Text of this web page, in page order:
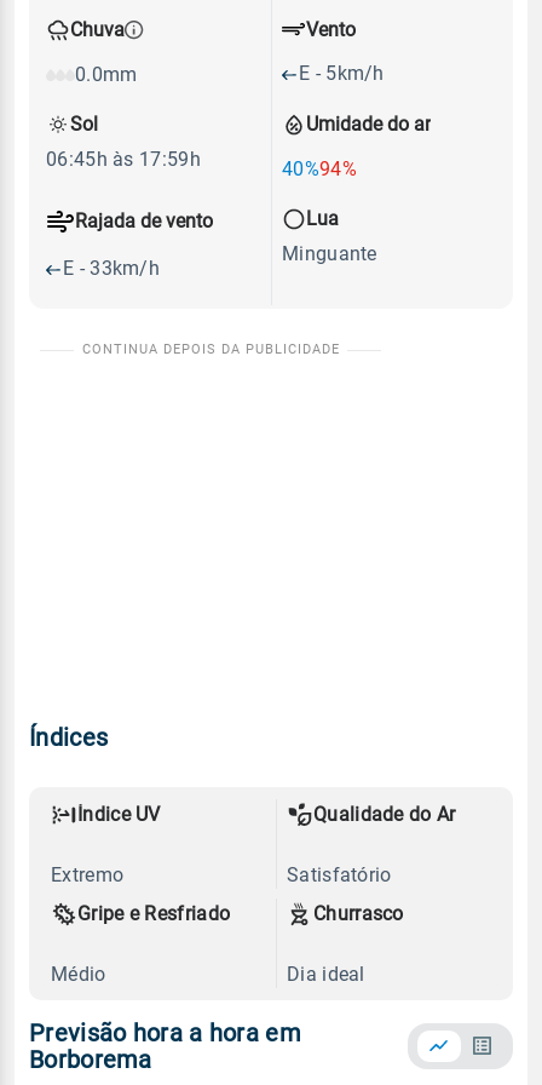
Chuva
0.0mm
Umidade do ar
40%94%
Vento
E - 5km/h
Rajada de vento
E - 33km/h
Sol
06:45h às 17:59h
Lua
Minguante
Índices
Índice UV
Extremo
Qualidade do Ar
Satisfatório
Gripe e Resfriado
Médio
Churrasco
Dia ideal
Previsão hora a hora em
Borborema